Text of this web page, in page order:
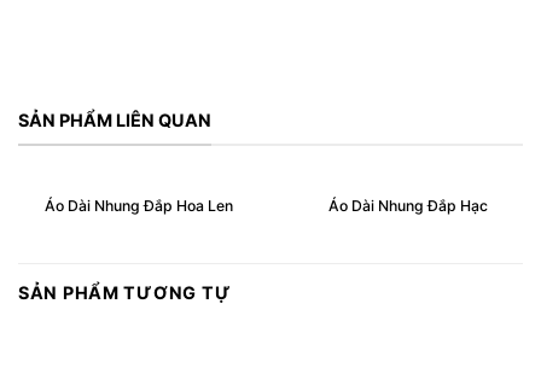
SẢN PHẨM LIÊN QUAN
Áo Dài Nhung Đắp Hoa Len Áo Dài Nhung Đắp Hạc
SẢN PHẨM TƯƠNG TỰ